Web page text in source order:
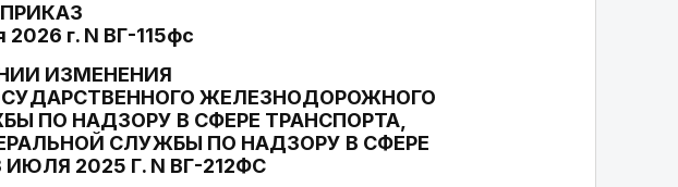
ПРИКАЗ
2026 г. N ВГ-115фс
ИЗМЕНЕНИЯ
ЖЕЛЕЗНОДОРОЖНОГО
ПО НАДЗОРУ В СФЕРЕ ТРАНСПОРТА,
СЛУЖБЫ ПО НАДЗОРУ В СФЕРЕ
2025 Г. N ВГ-212ФС